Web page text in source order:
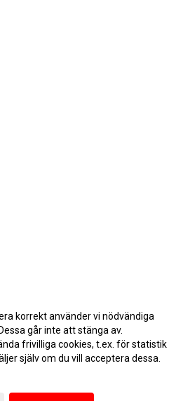
korrekt använder vi nödvändiga
går inte att stänga av.
frivilliga cookies, t.ex. för statistik
själv om du vill acceptera dessa.